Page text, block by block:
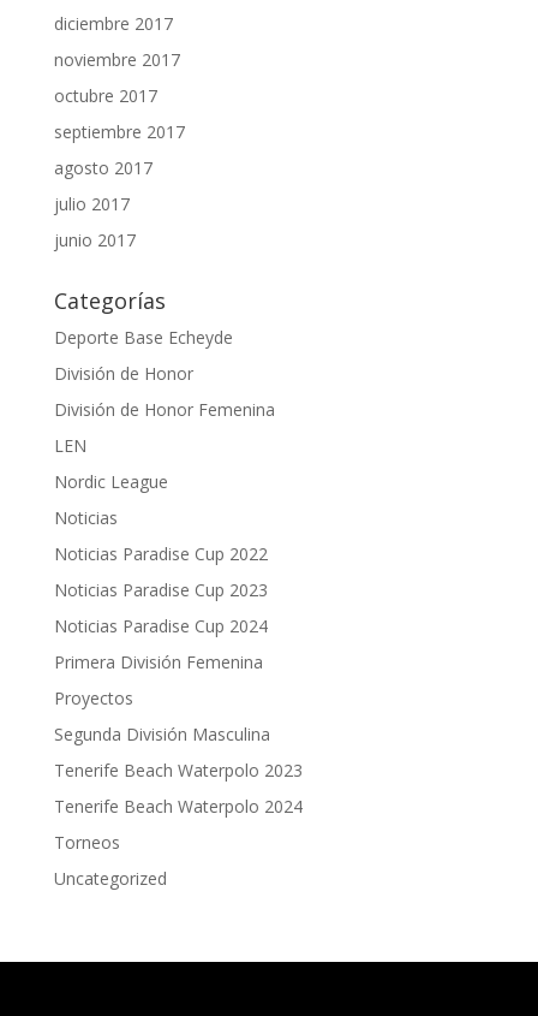
diciembre 2017
noviembre 2017
octubre 2017
septiembre 2017
agosto 2017
julio 2017
junio 2017
Categorías
Deporte Base Echeyde
División de Honor
División de Honor Femenina
LEN
Nordic League
Noticias
Noticias Paradise Cup 2022
Noticias Paradise Cup 2023
Noticias Paradise Cup 2024
Primera División Femenina
Proyectos
Segunda División Masculina
Tenerife Beach Waterpolo 2023
Tenerife Beach Waterpolo 2024
Torneos
Uncategorized